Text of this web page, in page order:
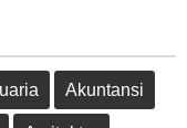
Akuntansi